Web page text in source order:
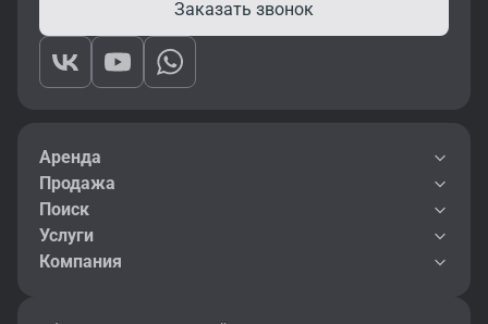
Заказать звонок
Аренда
Продажа
Поиск
Услуги
Компания